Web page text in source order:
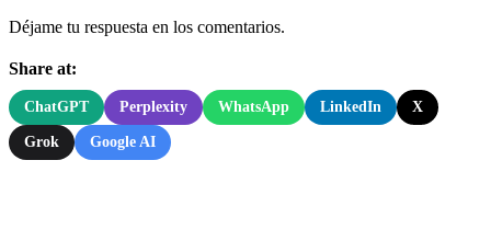
Déjame tu respuesta en los comentarios.
Share at:
ChatGPT Perplexity WhatsApp LinkedIn X
Grok Google AI